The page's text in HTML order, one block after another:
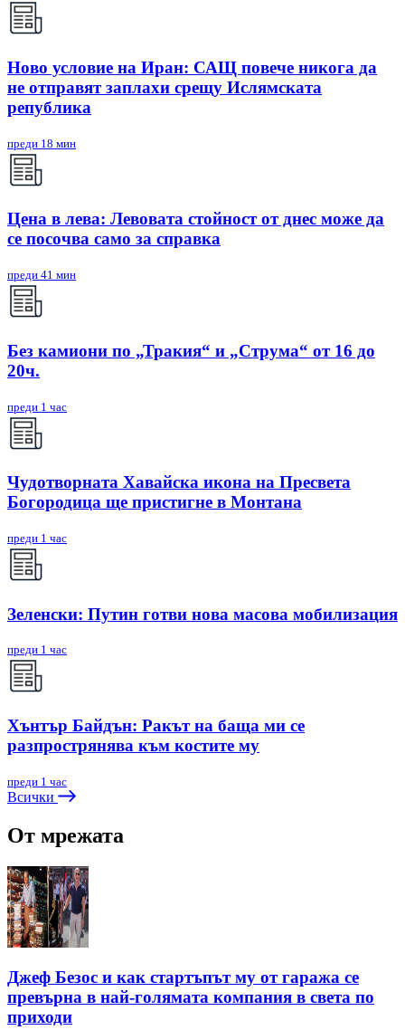
Ново условие на Иран: САЩ повече никога да
не отправят заплахи срещу Ислямската
република
преди 18 мин
Цена в лева: Левовата стойност от днес може да
се посочва само за справка
преди 41 мин
Без камиони по „Тракия“ и „Струма“ от 16 до
20ч.
преди 1 час
Чудотворната Хавайска икона на Пресвета
Богородица ще пристигне в Монтана
преди 1 час
Зеленски: Путин готви нова масова мобилизация
преди 1 час
Хънтър Байдън: Ракът на баща ми се
разпрострянява към костите му
преди 1 час
Всички
От мрежата
Джеф Безос и как стартъпът му от гаража се
превърна в най-голямата компания в света по
приходи